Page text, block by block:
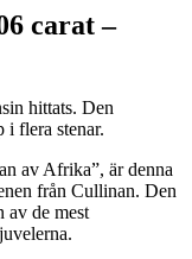
carat –
hittats. Den
i flera stenar.
av Afrika”, är denna
från Cullinan. Den
av de mest